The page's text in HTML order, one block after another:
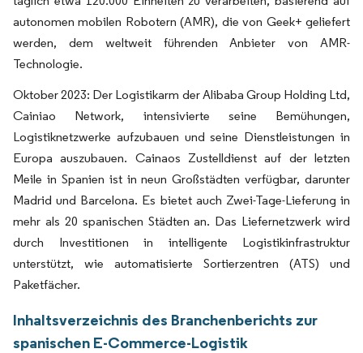
autonomen mobilen Robotern (AMR), die von Geek+ geliefert
werden, dem weltweit führenden Anbieter von AMR-
Technologie.
Oktober 2023: Der Logistikarm der Alibaba Group Holding Ltd,
Cainiao Network, intensivierte seine Bemühungen,
Logistiknetzwerke aufzubauen und seine Dienstleistungen in
Europa auszubauen. Cainaos Zustelldienst auf der letzten
Meile in Spanien ist in neun Großstädten verfügbar, darunter
Madrid und Barcelona. Es bietet auch Zwei-Tage-Lieferung in
mehr als 20 spanischen Städten an. Das Liefernetzwerk wird
durch Investitionen in intelligente Logistikinfrastruktur
unterstützt, wie automatisierte Sortierzentren (ATS) und
Paketfächer.
Inhaltsverzeichnis des Branchenberichts zur
spanischen E-Commerce-Logistik